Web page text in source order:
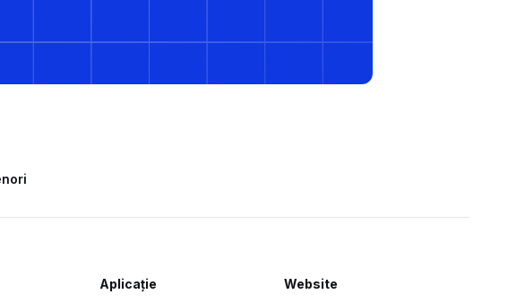
Aplicație Website